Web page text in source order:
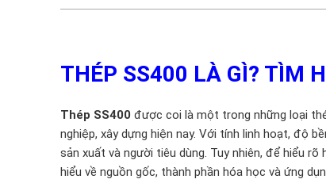
THÉP SS400 LÀ GÌ? TÌM
Thép SS400 được coi là một trong những loại
nghiệp, xây dựng hiện nay. Với tính linh hoạt, độ
sản xuất và người tiêu dùng. Tuy nhiên, để hiểu
hiểu về nguồn gốc, thành phần hóa học và ứng